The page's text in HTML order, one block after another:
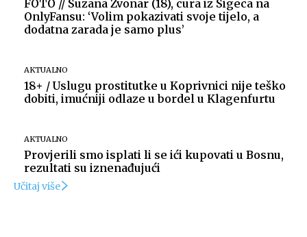
FOTO // Suzana Zvonar (18), cura iz Sigeca na
OnlyFansu: ‘Volim pokazivati svoje tijelo, a
dodatna zarada je samo plus’
AKTUALNO
18+ / Uslugu prostitutke u Koprivnici nije teško
dobiti, imućniji odlaze u bordel u Klagenfurtu
AKTUALNO
Provjerili smo isplati li se ići kupovati u Bosnu,
rezultati su iznenađujući
Učitaj više